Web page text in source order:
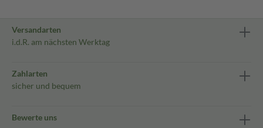
Versandarten
i.d.R. am nächsten Werktag
Zahlarten
sicher und bequem
Bewerte uns